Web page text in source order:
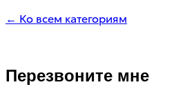
← Ко всем категориям
Перезвоните мне